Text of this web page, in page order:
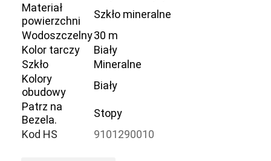
Materiał
powierzchni
Szkło mineralne
Wodoszczelny30 m
Kolor tarczy
Biały
Szkło
Mineralne
Kolory
obudowy
Biały
Patrz na
Bezela.
Stopy
Kod HS
9101290010